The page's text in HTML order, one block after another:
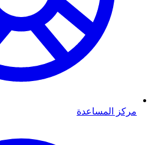
مركز المساعدة